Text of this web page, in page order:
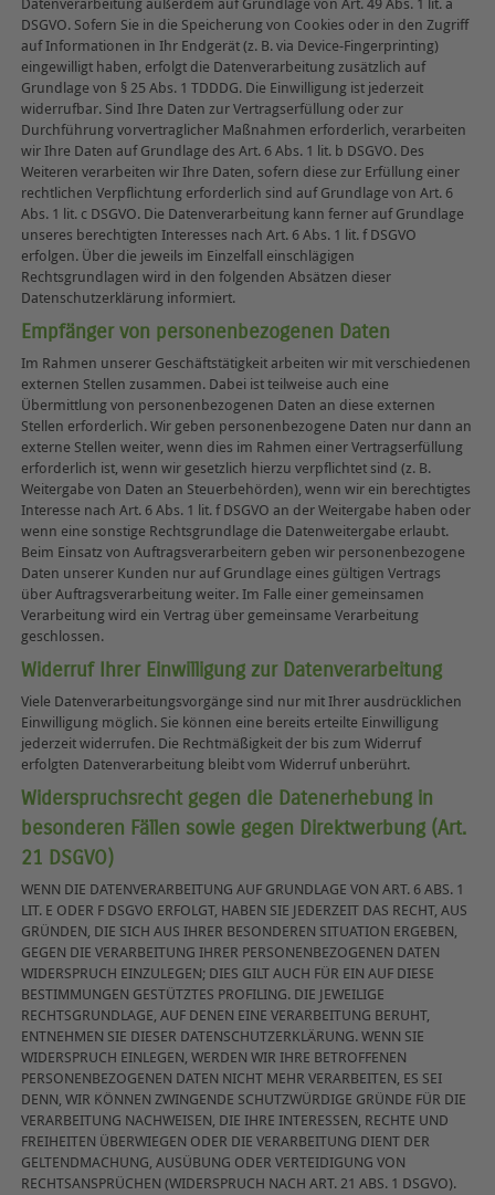
DSGVO. Sofern Sie in die Speicherung von Cookies oder in den Zugriff
auf Informationen in Ihr Endgerät (z. B. via Device-Fingerprinting)
eingewilligt haben, erfolgt die Datenverarbeitung zusätzlich auf
Grundlage von § 25 Abs. 1 TDDDG. Die Einwilligung ist jederzeit
widerrufbar. Sind Ihre Daten zur Vertragserfüllung oder zur
Durchführung vorvertraglicher Maßnahmen erforderlich, verarbeiten
wir Ihre Daten auf Grundlage des Art. 6 Abs. 1 lit. b DSGVO. Des
Weiteren verarbeiten wir Ihre Daten, sofern diese zur Erfüllung einer
rechtlichen Verpflichtung erforderlich sind auf Grundlage von Art. 6
Abs. 1 lit. c DSGVO. Die Datenverarbeitung kann ferner auf Grundlage
unseres berechtigten Interesses nach Art. 6 Abs. 1 lit. f DSGVO
erfolgen. Über die jeweils im Einzelfall einschlägigen
Rechtsgrundlagen wird in den folgenden Absätzen dieser
Datenschutzerklärung informiert.
Empfänger von personenbezogenen Daten
Im Rahmen unserer Geschäftstätigkeit arbeiten wir mit verschiedenen
externen Stellen zusammen. Dabei ist teilweise auch eine
Übermittlung von personenbezogenen Daten an diese externen
Stellen erforderlich. Wir geben personenbezogene Daten nur dann an
externe Stellen weiter, wenn dies im Rahmen einer Vertragserfüllung
erforderlich ist, wenn wir gesetzlich hierzu verpflichtet sind (z. B.
Weitergabe von Daten an Steuerbehörden), wenn wir ein berechtigtes
Interesse nach Art. 6 Abs. 1 lit. f DSGVO an der Weitergabe haben oder
wenn eine sonstige Rechtsgrundlage die Datenweitergabe erlaubt.
Beim Einsatz von Auftragsverarbeitern geben wir personenbezogene
Daten unserer Kunden nur auf Grundlage eines gültigen Vertrags
über Auftragsverarbeitung weiter. Im Falle einer gemeinsamen
Verarbeitung wird ein Vertrag über gemeinsame Verarbeitung
geschlossen.
Widerruf Ihrer Einwilligung zur Datenverarbeitung
Viele Datenverarbeitungsvorgänge sind nur mit Ihrer ausdrücklichen
Einwilligung möglich. Sie können eine bereits erteilte Einwilligung
jederzeit widerrufen. Die Rechtmäßigkeit der bis zum Widerruf
erfolgten Datenverarbeitung bleibt vom Widerruf unberührt.
Widerspruchsrecht gegen die Datenerhebung in
besonderen Fällen sowie gegen Direktwerbung (Art.
21 DSGVO)
WENN DIE DATENVERARBEITUNG AUF GRUNDLAGE VON ART. 6 ABS. 1
LIT. E ODER F DSGVO ERFOLGT, HABEN SIE JEDERZEIT DAS RECHT, AUS
GRÜNDEN, DIE SICH AUS IHRER BESONDEREN SITUATION ERGEBEN,
GEGEN DIE VERARBEITUNG IHRER PERSONENBEZOGENEN DATEN
WIDERSPRUCH EINZULEGEN; DIES GILT AUCH FÜR EIN AUF DIESE
BESTIMMUNGEN GESTÜTZTES PROFILING. DIE JEWEILIGE
RECHTSGRUNDLAGE, AUF DENEN EINE VERARBEITUNG BERUHT,
ENTNEHMEN SIE DIESER DATENSCHUTZERKLÄRUNG. WENN SIE
WIDERSPRUCH EINLEGEN, WERDEN WIR IHRE BETROFFENEN
PERSONENBEZOGENEN DATEN NICHT MEHR VERARBEITEN, ES SEI
DENN, WIR KÖNNEN ZWINGENDE SCHUTZWÜRDIGE GRÜNDE FÜR DIE
VERARBEITUNG NACHWEISEN, DIE IHRE INTERESSEN, RECHTE UND
FREIHEITEN ÜBERWIEGEN ODER DIE VERARBEITUNG DIENT DER
GELTENDMACHUNG, AUSÜBUNG ODER VERTEIDIGUNG VON
RECHTSANSPRÜCHEN (WIDERSPRUCH NACH ART. 21 ABS. 1 DSGVO).